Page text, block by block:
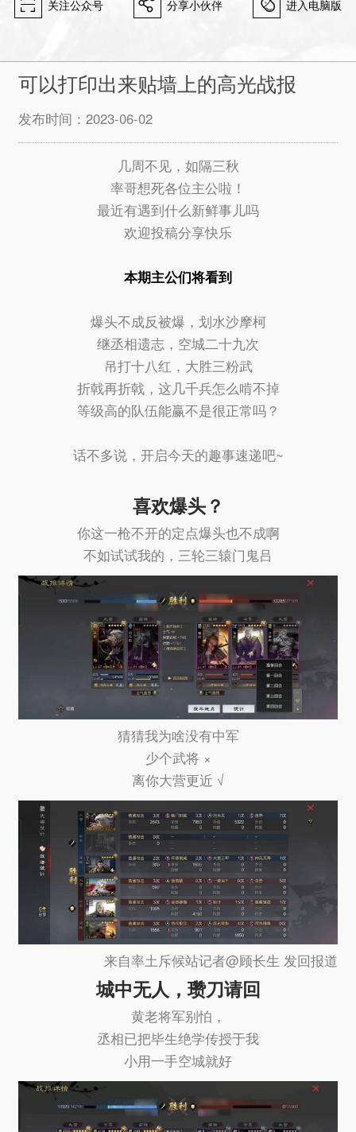
򰀁 关注公众号 򰀂 分享小伙伴 򰀄 进入电脑版
可以打印出来贴墙上的高光战报
发布时间：2023-06-02
几周不见，如隔三秋
率哥想死各位主公啦！
最近有遇到什么新鲜事儿吗
欢迎投稿分享快乐
本期主公们将看到
爆头不成反被爆，划水沙摩柯
继丞相遗志，空城二十九次
吊打十八红，大胜三粉武
折戟再折戟，这几千兵怎么啃不掉
等级高的队伍能赢不是很正常吗？
话不多说，开启今天的趣事速递吧~
喜欢爆头？
你这一枪不开的定点爆头也不成啊
不如试试我的，三轮三辕门鬼吕
猜猜我为啥没有中军
少个武将 ×
离你大营更近 √
来自率土斥候站记者@顾长生 发回报道
城中无人，瓒刀请回
黄老将军别怕，
丞相已把毕生绝学传授于我
小用一手空城就好